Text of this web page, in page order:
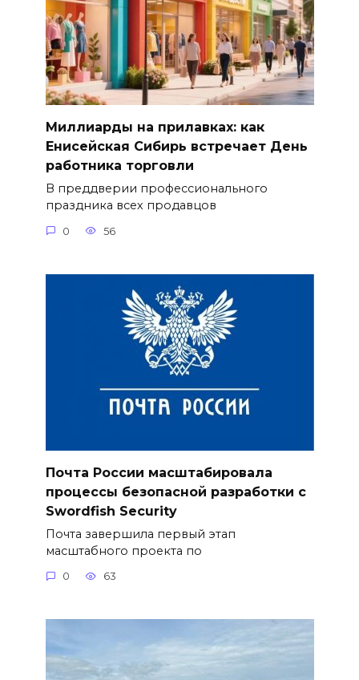
Миллиарды на прилавках: как
Енисейская Сибирь встречает День
работника торговли
В преддверии профессионального
праздника всех продавцов
0 56
Почта России масштабировала
процессы безопасной разработки с
Swordfish Security
Почта завершила первый этап
масштабного проекта по
0 63